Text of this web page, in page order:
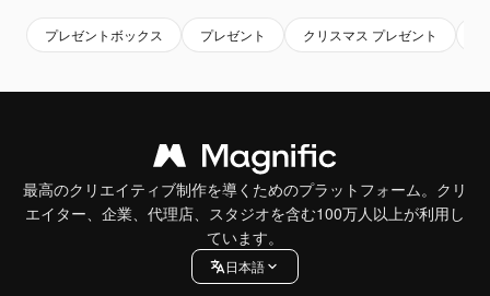
プレゼントボックス プレゼント クリスマス プレゼント
最高のクリエイティブ制作を導くためのプラットフォーム。クリ
エイター、企業、代理店、スタジオを含む100万人以上が利用し
ています。
日本語